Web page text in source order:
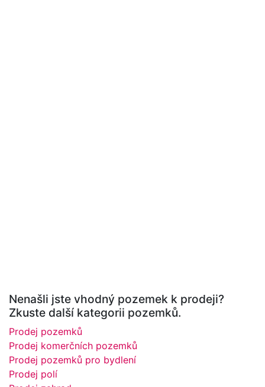
Nenašli jste vhodný pozemek k prodeji?
Zkuste další kategorii pozemků.
Prodej pozemků
Prodej komerčních pozemků
Prodej pozemků pro bydlení
Prodej polí